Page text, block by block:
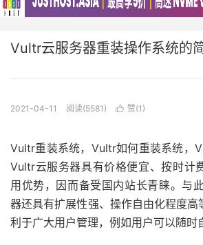
Vultr云服务器重装操作系统的
2021-04-11 阅读(5581)  赞(1 )
Vultr重装系统，Vultr如何重装系统，
Vultr云服务器具有价格便宜、按时计
用优势，因而备受国内站长青睐。与
器还具有扩展性强、操作自由化程度高
利于广大用户管理，例如用户可以随时